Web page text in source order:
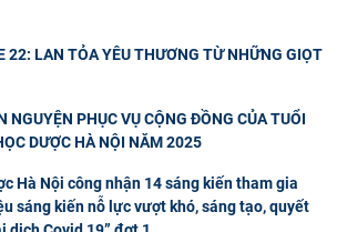
22: LAN TỎA YÊU THƯƠNG TỪ NHỮNG GIỌT
NGUYỆN PHỤC VỤ CỘNG ĐỒNG CỦA TUỔI
DƯỢC HÀ NỘI NĂM 2025
Hà Nội công nhận 14 sáng kiến tham gia
sáng kiến nỗ lực vượt khó, sáng tạo, quyết